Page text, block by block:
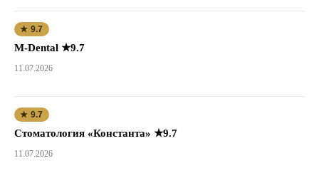
★ 9.7
M-Dental ★9.7
11.07.2026
★ 9.7
Стоматология «Константа» ★9.7
11.07.2026